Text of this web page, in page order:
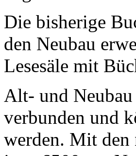
Die bisherige
den Neubau
Lesesäle mit
Alt- und
verbunden und
werden. Mit den